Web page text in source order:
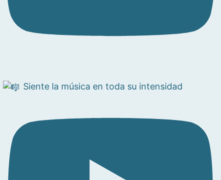
Siente la música en toda su intensidad